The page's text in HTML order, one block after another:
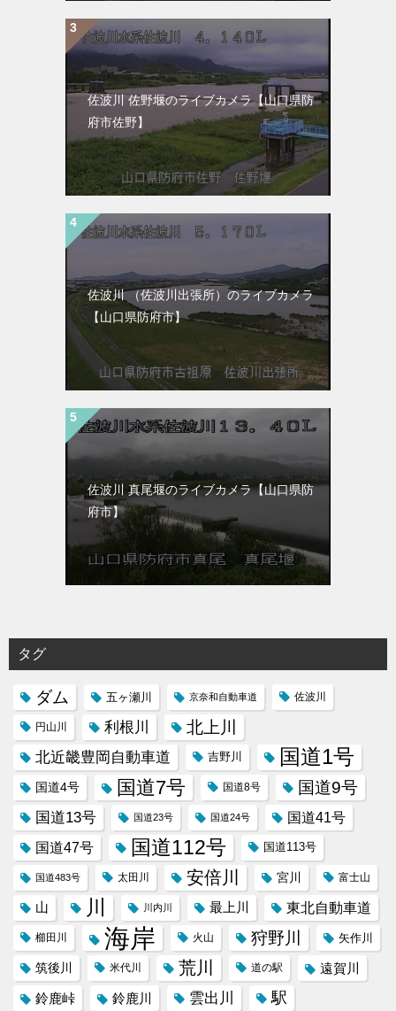
佐波川 佐野堰のライブカメラ【山口県防
府市佐野】
佐波川 （佐波川出張所）のライブカメラ
【山口県防府市】
佐波川 真尾堰のライブカメラ【山口県防
府市】
タグ
ダム 五ヶ瀬川 京奈和自動車道 佐波川
円山川 利根川 北上川
北近畿豊岡自動車道 吉野川 国道1号
国道4号 国道7号 国道8号 国道9号
国道13号 国道23号 国道24号 国道41号
国道47号 国道112号 国道113号
国道483号 太田川 安倍川 宮川 富士山
山 川 川内川 最上川 東北自動車道
櫛田川 海岸 火山 狩野川 矢作川
筑後川 米代川 荒川 道の駅
遠賀川
鈴鹿峠
鈴鹿川 雲出川 駅